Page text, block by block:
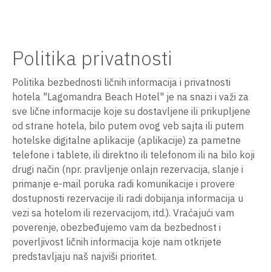
Politika privatnosti
Politika bezbednosti ličnih informacija i privatnosti
hotela "Lagomandra Beach Hotel" je na snazi i važi za
sve lične informacije koje su dostavljene ili prikupljene
od strane hotela, bilo putem ovog veb sajta ili putem
hotelske digitalne aplikacije (aplikacije) za pametne
telefone i tablete, ili direktno ili telefonom ili na bilo koji
drugi način (npr. pravljenje onlajn rezervacija, slanje i
primanje e-mail poruka radi komunikacije i provere
dostupnosti rezervacije ili radi dobijanja informacija u
vezi sa hotelom ili rezervacijom, itd.). Vraćajući vam
poverenje, obezbeđujemo vam da bezbednost i
poverljivost ličnih informacija koje nam otkrijete
predstavljaju naš najviši prioritet.